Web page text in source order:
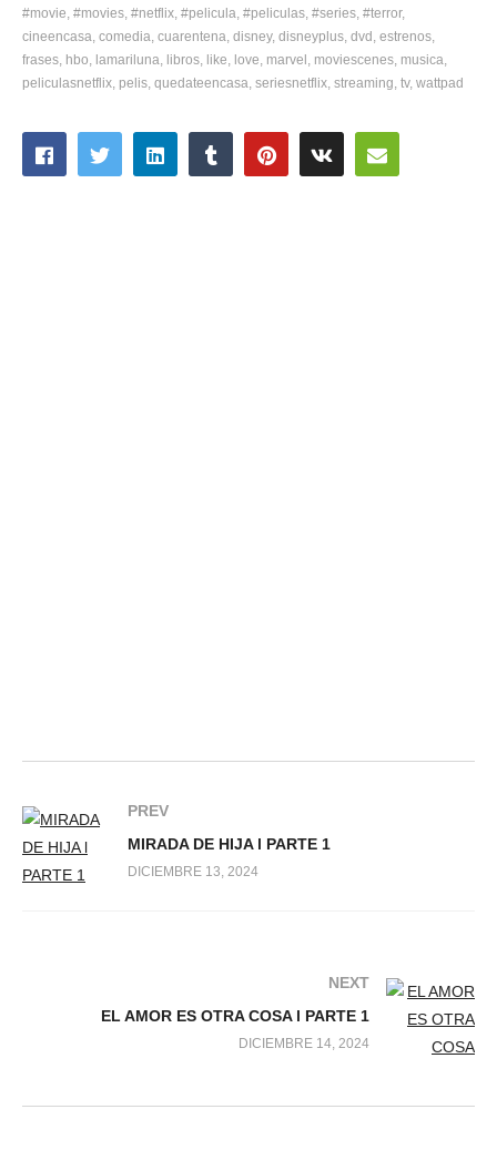
#movie #movies #netflix #pelicula #peliculas #series #terror
cineencasa comedia cuarentena disney disneyplus dvd estrenos
frases hbo lamariluna libros like love marvel moviescenes musica
peliculasnetflix pelis quedateencasa seriesnetflix streaming tv wattpad
PREV
MIRADA DE HIJA l PARTE 1
DICIEMBRE 13, 2024
NEXT
EL AMOR ES OTRA COSA l PARTE 1
DICIEMBRE 14, 2024